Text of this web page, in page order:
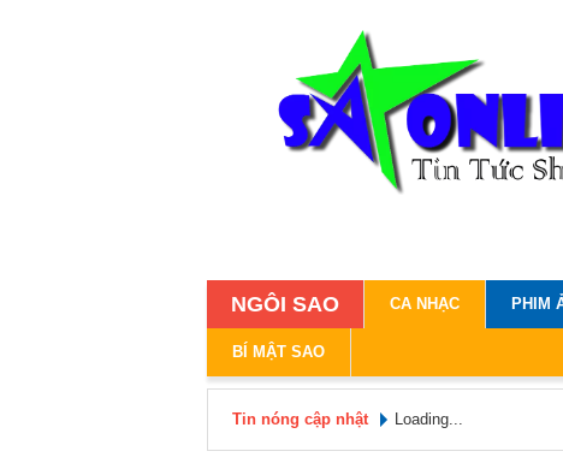
NGÔI SAO CA NHẠC PHIM
BÍ MẬT SAO
Tin nóng cập nhật Loading...